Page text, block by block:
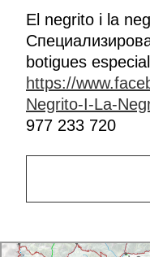
El negrito i la
botigues
https://
Negrito-I-La-
977 233 720